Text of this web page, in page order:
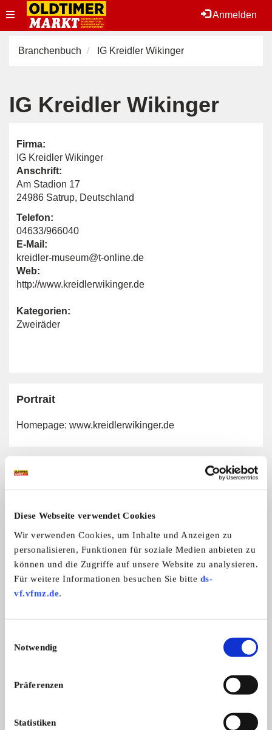
Diese Webseite verwendet Cookies
Wir verwenden Cookies, um Inhalte und Anzeigen zu
personalisieren, Funktionen für soziale Medien anbieten zu
können und die Zugriffe auf unsere Website zu analysieren.
Für weitere Informationen besuchen Sie bitte ds-
vf.vfmz.de.
Notwendig
Präferenzen
Statistiken
Anmelden
Toggle
navigation
Branchenbuch IG Kreidler Wikinger
IG Kreidler Wikinger
Firma:
IG Kreidler Wikinger
Anschrift:
Am Stadion 17
24986 Satrup, Deutschland
Telefon:
04633/966040
E-Mail:
kreidler-museum@t-online.de
Web:
http://www.kreidlerwikinger.de
Kategorien:
Zweiräder
Portrait
Homepage: www.kreidlerwikinger.de
Allgemeine Angaben
Kreidler
IG Kreidler Wikinger
Branchenbuch-Eintrag übernehmen